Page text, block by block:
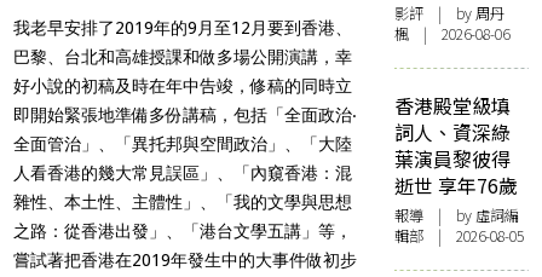
我老早安排了2019年的9月至12月要到香港、
巴黎、台北和高雄授課和做多場公開演講，幸
好小說的初稿及時在年中告竣，修稿的同時立
即開始緊張地準備多份講稿，包括「全面政治‧
全面管治」、「異托邦與空間政治」、「大陸
人看香港的幾大常見誤區」、「內窺香港：混
雜性、本土性、主體性」、「我的文學與思想
之路：從香港出發」、「港台文學五講」等，
嘗試著把香港在2019年發生中的大事件做初步
影評 | by周丹
楓 | 2026-08-06
香港殿堂級填
詞人、資深綠
葉演員黎彼得
逝世 享年76歲
報導 | by 虛詞編
輯部 | 2026-08-05